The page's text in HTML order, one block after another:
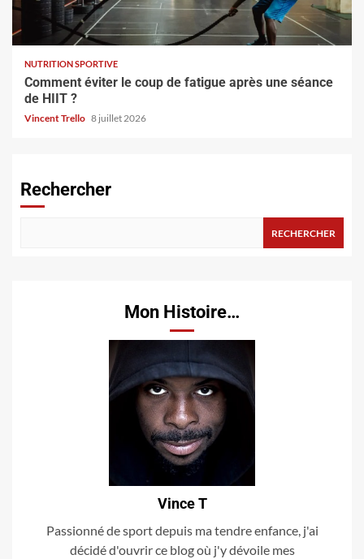
NUTRITION SPORTIVE
Comment éviter le coup de fatigue après une séance
de HIIT ?
Vincent Trello 8 juillet 2026
Rechercher
RECHERCHER
Mon Histoire…
Vince T
Passionné de sport depuis ma tendre enfance, j'ai
décidé d'ouvrir ce blog où j'y dévoile mes